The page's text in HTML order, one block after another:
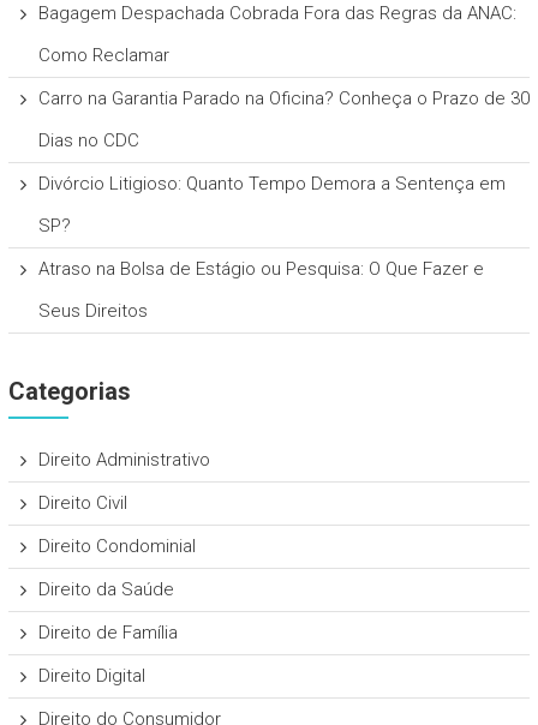
Bagagem Despachada Cobrada Fora das Regras da ANAC:
Como Reclamar
Carro na Garantia Parado na Oficina? Conheça o Prazo de 30
Dias no CDC
Divórcio Litigioso: Quanto Tempo Demora a Sentença em
SP?
Atraso na Bolsa de Estágio ou Pesquisa: O Que Fazer e
Seus Direitos
Categorias
Direito Administrativo
Direito Civil
Direito Condominial
Direito da Saúde
Direito de Família
Direito Digital
Direito do Consumidor